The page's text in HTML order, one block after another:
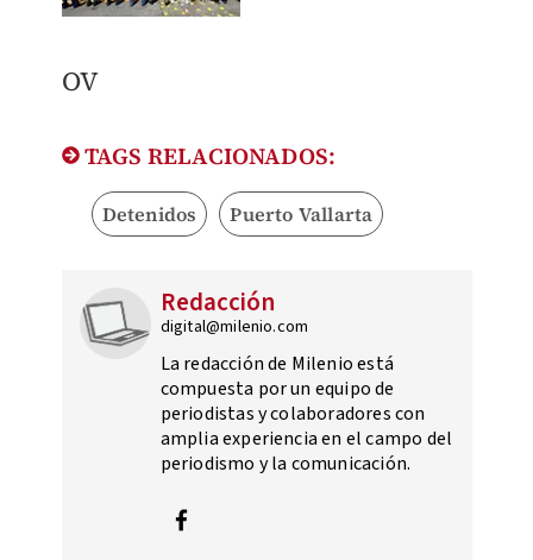
OV
TAGS RELACIONADOS:
Detenidos Puerto Vallarta
Redacción
digital@milenio.com
La redacción de Milenio está
compuesta por un equipo de
periodistas y colaboradores con
amplia experiencia en el campo del
periodismo y la comunicación.